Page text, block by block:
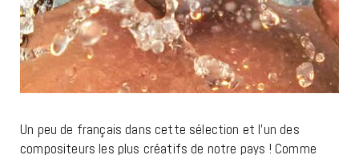
Un peu de français dans cette sélection et l’un des
compositeurs les plus créatifs de notre pays ! Comme